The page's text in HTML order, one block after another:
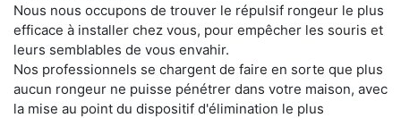
Nous nous occupons de trouver le répulsif rongeur le plus
efficace à installer chez vous, pour empêcher les souris et
leurs semblables de vous envahir.
Nos professionnels se chargent de faire en sorte que plus
aucun rongeur ne puisse pénétrer dans votre maison, avec
la mise au point du dispositif d'élimination le plus